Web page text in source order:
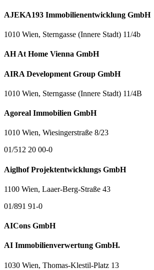
AJEKA193 Immobilienentwicklung GmbH
1010 Wien, Sterngasse (Innere Stadt) 11/4b
AH At Home Vienna GmbH
AIRA Development Group GmbH
1010 Wien, Sterngasse (Innere Stadt) 11/4B
Agoreal Immobilien GmbH
1010 Wien, Wiesingerstraße 8/23
01/512 20 00-0
Aiglhof Projektentwicklungs GmbH
1100 Wien, Laaer-Berg-Straße 43
01/891 91-0
AICons GmbH
AI Immobilienverwertung GmbH.
1030 Wien, Thomas-Klestil-Platz 13